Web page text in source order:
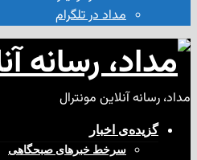
مداد در تلگرام
مونترال
اخبار
سرخط خبرهای صبحگاهی